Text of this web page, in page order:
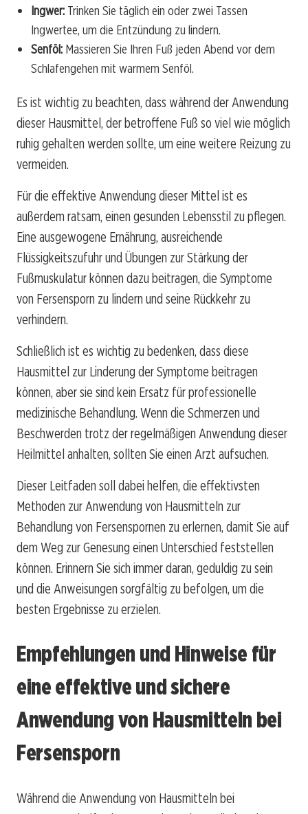
Ingwer: Trinken Sie täglich ein oder zwei Tassen
Ingwertee, um die Entzündung zu lindern.
Senföl: Massieren Sie Ihren Fuß jeden Abend vor dem
Schlafengehen mit warmem Senföl.
Es ist wichtig zu beachten, dass während der Anwendung
dieser Hausmittel, der betroffene Fuß so viel wie möglich
ruhig gehalten werden sollte, um eine weitere Reizung zu
vermeiden.
Für die effektive Anwendung dieser Mittel ist es
außerdem ratsam, einen gesunden Lebensstil zu pflegen.
Eine ausgewogene Ernährung, ausreichende
Flüssigkeitszufuhr und Übungen zur Stärkung der
Fußmuskulatur können dazu beitragen, die Symptome
von Fersensporn zu lindern und seine Rückkehr zu
verhindern.
Schließlich ist es wichtig zu bedenken, dass diese
Hausmittel zur Linderung der Symptome beitragen
können, aber sie sind kein Ersatz für professionelle
medizinische Behandlung. Wenn die Schmerzen und
Beschwerden trotz der regelmäßigen Anwendung dieser
Heilmittel anhalten, sollten Sie einen Arzt aufsuchen.
Dieser Leitfaden soll dabei helfen, die effektivsten
Methoden zur Anwendung von Hausmitteln zur
Behandlung von Fersenspornen zu erlernen, damit Sie auf
dem Weg zur Genesung einen Unterschied feststellen
können. Erinnern Sie sich immer daran, geduldig zu sein
und die Anweisungen sorgfältig zu befolgen, um die
besten Ergebnisse zu erzielen.
Empfehlungen und Hinweise für
eine effektive und sichere
Anwendung von Hausmitteln bei
Fersensporn
Während die Anwendung von Hausmitteln bei